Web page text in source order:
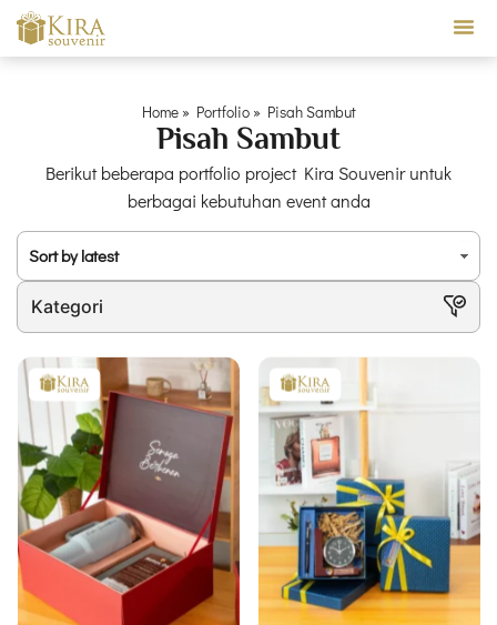
Home» Portfolio» Pisah Sambut
Pisah Sambut
Berikut beberapa portfolio project Kira Souvenir untuk
berbagai kebutuhan event anda